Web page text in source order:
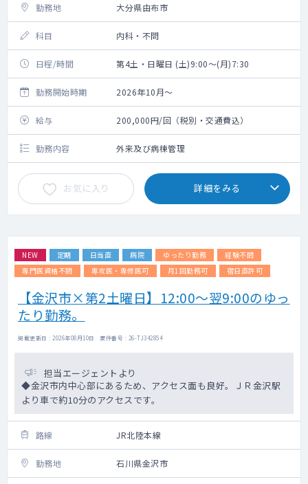
勤務地 大分県由布市
科目 内科・不問
日程/時間 第4土・日曜日 (土)9:00～(月)7:30
勤務開始時期 2026年10月～
給与 200,000円/回（税別・交通費込）
勤務内容 外来及び病棟管理
お気に入り 詳細をみる
NEW 定期 日当直 病院 ゆったり勤務
経験不問
専門医資格不問
専攻医・専修医可 月1回勤務可 宿日直許可
【金沢市×第2土曜日】12:00～翌9:00のゆっ
たり勤務。
掲載更新日 : 2026年08月10日 案件番号 : 26-TJ342854
担当エージェントより
◆金沢市内中心部にあるため、アクセス面も良好。ＪＲ金沢駅
より車で約10分のアクセスです。
路線 JR北陸本線
勤務地 石川県金沢市